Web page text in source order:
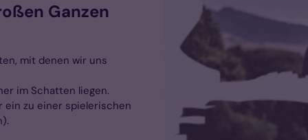
Ganzen
mit denen wir uns
im Schatten liegen.
ein zu einer spielerischen